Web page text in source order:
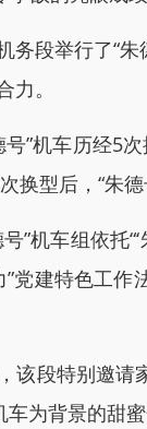
段举行了“朱
。
机车历经5次
换型后，“朱
机车组依托“‘
”党建特色工
段特别邀请家
车为背景的甜